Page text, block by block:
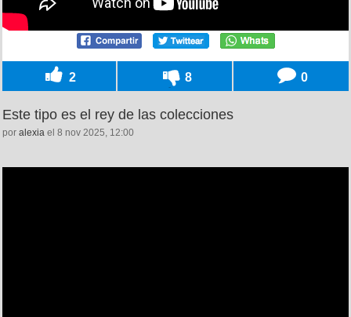
2 8 0
Este tipo es el rey de las colecciones
por alexia el 8 nov 2025, 12:00